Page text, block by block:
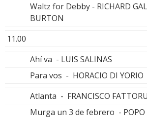
Waltz for Debby - RICHARD
BURTON
11.00
Ahí va - LUIS SALINAS
Para vos - HORACIO DI YORIO
Atlanta - FRANCISCO
Murga un 3 de febrero - POPO